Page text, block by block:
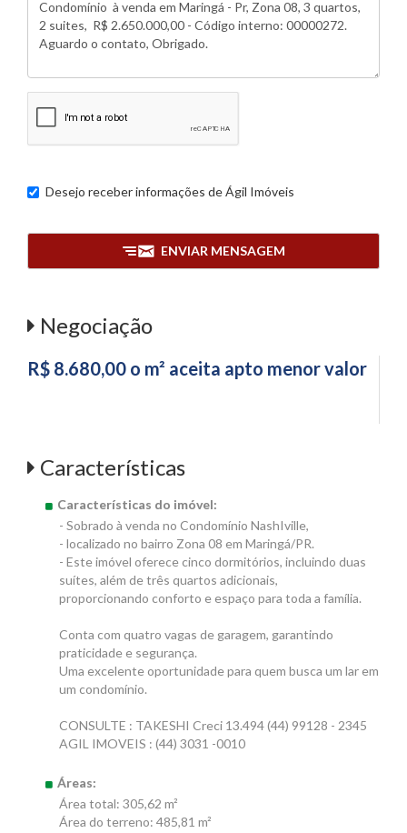
Desejo receber informações deÁgil Imóveis
ENVIAR MENSAGEM
Negociação
R$ 8.680,00 o m² aceita apto menor valor
Características
Características do imóvel:
- Sobrado à venda no Condomínio NashIville,
- localizado no bairro Zona 08 em Maringá/PR.
- Este imóvel oferece cinco dormitórios, incluindo duas
suítes, além de três quartos adicionais,
proporcionando conforto e espaço para toda a família.
Conta com quatro vagas de garagem, garantindo
praticidade e segurança.
Uma excelente oportunidade para quem busca um lar em
um condomínio.
CONSULTE : TAKESHI Creci 13.494 (44) 99128 - 2345
AGIL IMOVEIS : (44) 3031 -0010
Áreas:
Área total: 305,62 m²
Área do terreno: 485,81 m²